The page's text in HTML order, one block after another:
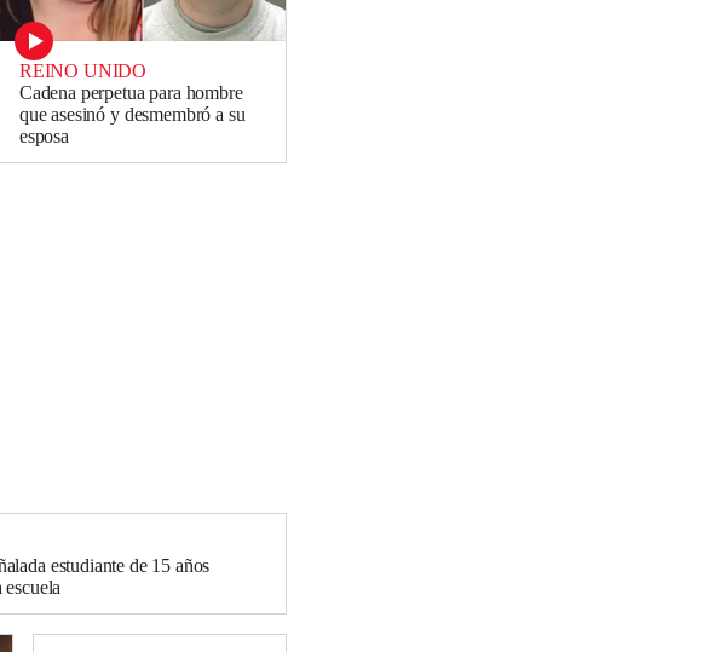
REINO UNIDO
Cadena perpetua para hombre
que asesinó y desmembró a su
esposa
estudiante de 15 años
escuela